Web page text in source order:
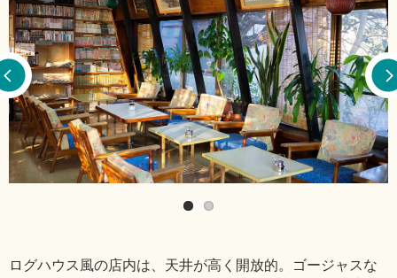
ログハウス風の店内は、天井が高く開放的。ゴージャスな